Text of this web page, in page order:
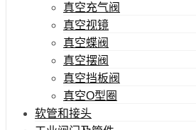
真空充气阀
真空视镜
真空蝶阀
真空摆阀
真空挡板阀
真空O型圈
软管和接头